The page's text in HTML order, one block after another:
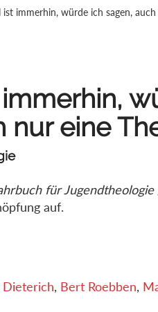
ist immerhin, würde ich sagen,
eine
für Jugendtheologie
auf.
Dieterich, Bert Roebben,